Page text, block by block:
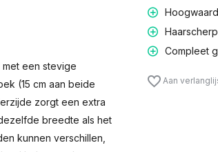
een stevige
(15 cm aan beide
zorgt een extra
breedte als het
kunnen verschillen,
Compleet
Aan